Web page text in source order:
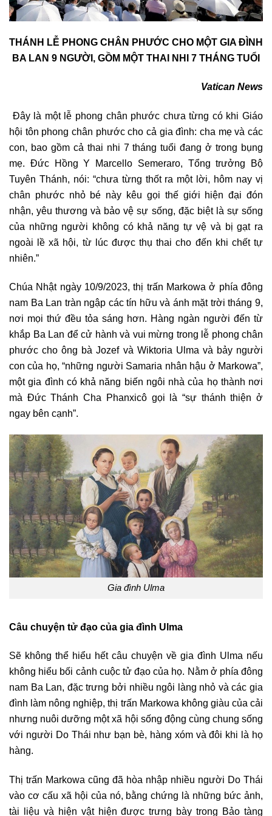
THÁNH LỄ PHONG CHÂN PHƯỚC CHO MỘT GIA ĐÌNH
BA LAN 9 NGƯỜI, GỒM MỘT THAI NHI 7 THÁNG TUỔI
Vatican News
Đây là một lễ phong chân phước chưa từng có khi Giáo
hội tôn phong chân phước cho cả gia đình: cha mẹ và các
con, bao gồm cả thai nhi 7 tháng tuổi đang ở trong bụng
mẹ. Đức Hồng Y Marcello Semeraro, Tổng trưởng Bộ
Tuyên Thánh, nói: “chưa từng thốt ra một lời, hôm nay vị
chân phước nhỏ bé này kêu gọi thế giới hiện đại đón
nhận, yêu thương và bảo vệ sự sống, đặc biệt là sự sống
của những người không có khả năng tự vệ và bị gạt ra
ngoài lề xã hội, từ lúc được thụ thai cho đến khi chết tự
nhiên.”
Chúa Nhật ngày 10/9/2023, thị trấn Markowa ở phía đông
nam Ba Lan tràn ngập các tín hữu và ánh mặt trời tháng 9,
nơi mọi thứ đều tỏa sáng hơn. Hàng ngàn người đến từ
khắp Ba Lan để cử hành và vui mừng trong lễ phong chân
phước cho ông bà Jozef và Wiktoria Ulma và bảy người
con của họ, “những người Samaria nhân hậu ở Markowa”,
một gia đình có khả năng biến ngôi nhà của họ thành nơi
mà Đức Thánh Cha Phanxicô gọi là “sự thánh thiện ở
ngay bên cạnh”.
Gia đình Ulma
Câu chuyện tử đạo của gia đình Ulma
Sẽ không thể hiểu hết câu chuyện về gia đình Ulma nếu
không hiểu bối cảnh cuộc tử đạo của họ. Nằm ở phía đông
nam Ba Lan, đặc trưng bởi nhiều ngôi làng nhỏ và các gia
đình làm nông nghiệp, thị trấn Markowa không giàu của cải
nhưng nuôi dưỡng một xã hội sống động cùng chung sống
với người Do Thái như bạn bè, hàng xóm và đôi khi là họ
hàng.
Thị trấn Markowa cũng đã hòa nhập nhiều người Do Thái
vào cơ cấu xã hội của nó, bằng chứng là những bức ảnh,
tài liệu và hiện vật hiện được trưng bày trong Bảo tàng